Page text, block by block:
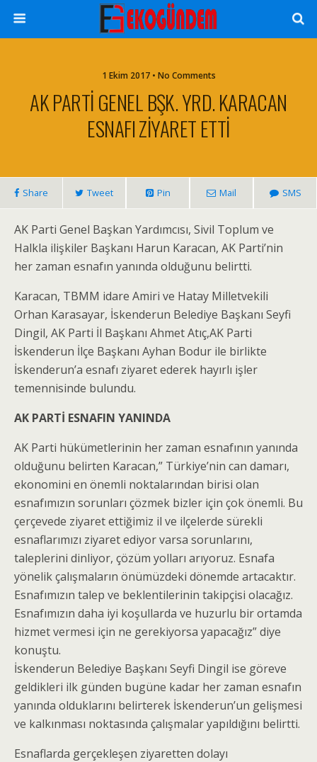
1 Ekim 2017 • No Comments
AK PARTİ GENEL BŞK. YRD. KARACAN
ESNAFI ZİYARET ETTİ
Share Tweet Pin Mail SMS
AK Parti Genel Başkan Yardımcısı, Sivil Toplum ve
Halkla ilişkiler Başkanı Harun Karacan, AK Parti’nin
her zaman esnafın yanında olduğunu belirtti.
Karacan, TBMM idare Amiri ve Hatay Milletvekili
Orhan Karasayar, İskenderun Belediye Başkanı Seyfi
Dingil, AK Parti İl Başkanı Ahmet Atıç,AK Parti
İskenderun İlçe Başkanı Ayhan Bodur ile birlikte
İskenderun’a esnafı ziyaret ederek hayırlı işler
temennisinde bulundu.
AK PARTİ ESNAFIN YANINDA
AK Parti hükümetlerinin her zaman esnafının yanında
olduğunu belirten Karacan,” Türkiye’nin can damarı,
ekonomini en önemli noktalarından birisi olan
esnafımızın sorunları çözmek bizler için çok önemli. Bu
çerçevede ziyaret ettiğimiz il ve ilçelerde sürekli
esnaflarımızı ziyaret ediyor varsa sorunlarını,
taleplerini dinliyor, çözüm yolları arıyoruz. Esnafa
yönelik çalışmaların önümüzdeki dönemde artacaktır.
Esnafımızın talep ve beklentilerinin takipçisi olacağız.
Esnafımızın daha iyi koşullarda ve huzurlu bir ortamda
hizmet vermesi için ne gerekiyorsa yapacağız” diye
konuştu.
İskenderun Belediye Başkanı Seyfi Dingil ise göreve
geldikleri ilk günden bugüne kadar her zaman esnafın
yanında olduklarını belirterek İskenderun’un gelişmesi
ve kalkınması noktasında çalışmalar yapıldığını belirtti.
Esnaflarda gerçekleşen ziyaretten dolayı